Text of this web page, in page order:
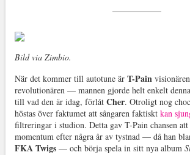
Bild via Zimbio.
När det kommer till autotune ärT-Pain
revolutionären — mannen gjorde helt enkelt
till vad den är idag, förlåt Cher. Otroligt nog
höstas över faktumet att sångaren faktiskt kan
filtreringar i studion. Detta gav T-Pain chansen
momentum efter några år av tystnad — då han
FKA Twigs— och börja spela in sitt nya album